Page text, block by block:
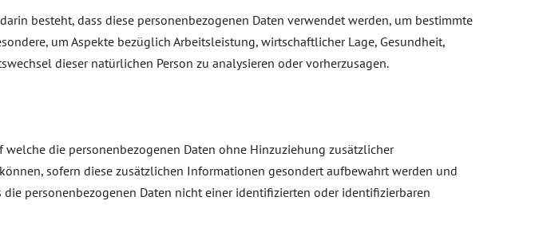
besteht, dass diese personenbezogenen Daten verwendet werden, um bestimmte
um Aspekte bezüglich Arbeitsleistung, wirtschaftlicher Lage, Gesundheit,
dieser natürlichen Person zu analysieren oder vorherzusagen.
die personenbezogenen Daten ohne Hinzuziehung zusätzlicher
sofern diese zusätzlichen Informationen gesondert aufbewahrt werden und
personenbezogenen Daten nicht einer identifizierten oder identifizierbaren